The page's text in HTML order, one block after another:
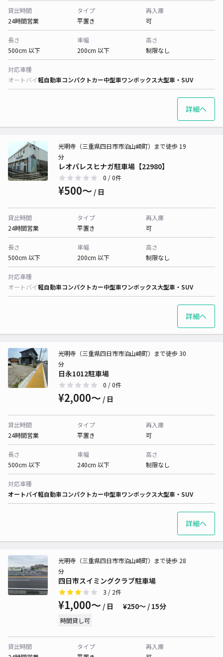
貸出時間
24時間営業
タイプ
平置き
再入庫
可
長さ
500cm 以下
車幅
200cm 以下
高さ
制限なし
対応車種
オートバイ軽自動車コンパクトカー中型車ワンボックス大型車・SUV
詳細へ
レオパレスヒナガ駐車場【22980】
光明寺（三重県四日市市泊山崎町）まで徒歩 19
分
0 / 0件
¥500〜 / 日
貸出時間
24時間営業
タイプ
平置き
再入庫
可
長さ
500cm 以下
車幅
200cm 以下
高さ
制限なし
対応車種
オートバイ軽自動車コンパクトカー中型車ワンボックス大型車・SUV
詳細へ
日永1012駐車場
光明寺（三重県四日市市泊山崎町）まで徒歩 30
分
0 / 0件
¥2,000〜 / 日
貸出時間
24時間営業
タイプ
平置き
再入庫
可
長さ
500cm 以下
車幅
240cm 以下
高さ
制限なし
対応車種
オートバイ軽自動車コンパクトカー中型車ワンボックス大型車・SUV
詳細へ
四日市スイミングクラブ駐車場
光明寺（三重県四日市市泊山崎町）まで徒歩 28
分
3 / 2件
¥1,000〜 / 日 ¥250〜 / 15分
時間貸し可
貸出時間
タイプ
再入庫